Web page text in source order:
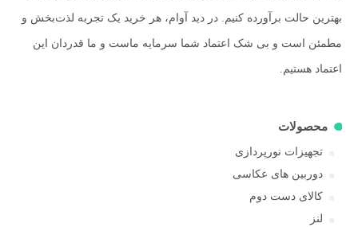
بهترین حالت برآورده کنیم. در دید آوام، هر خرید یک تجربه لذت‌بخش و
مطمئن است و بی شک اعتماد شما سرمایه ماست و ما قدردان این
اعتماد هستیم.
محصولات
تجهیزات نورپردازی
دوربین های عکاسی
کالای دست دوم
لنز